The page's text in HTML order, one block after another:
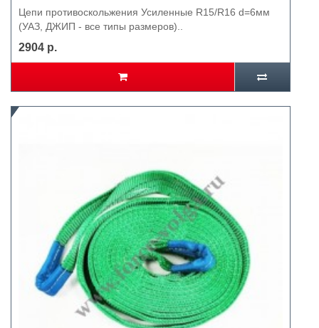
Цепи противоскольжения Усиленные R15/R16 d=6мм
(УАЗ, ДЖИП - все типы размеров)..
2904 р.